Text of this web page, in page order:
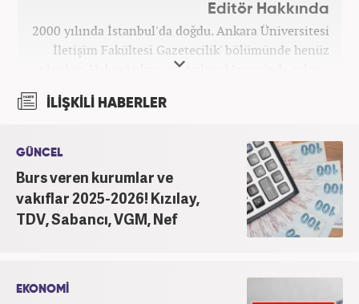
Editör Hakkında
2000 yılında İstanbul'da doğdu. Ankara Üniversitesi
İletişim Fakültesi Gazetecilik' bölümünde henüz
okurken HaberAnkara ve AnkaraMasası'nda çalıştı.
2022 yılındaki mezuniyetinin ardından Beyaz TV'de
'Haber Editörü' pozisyonunda görev aldı. 2024
Editörü kariyerine devam etmektedir.
İLİŞKİLİ HABERLER
GÜNCEL
Burs veren kurumlar ve
vakıflar 2025-2026! Kızılay,
TDV, Sabancı, VGM, Nef
EKONOMİ